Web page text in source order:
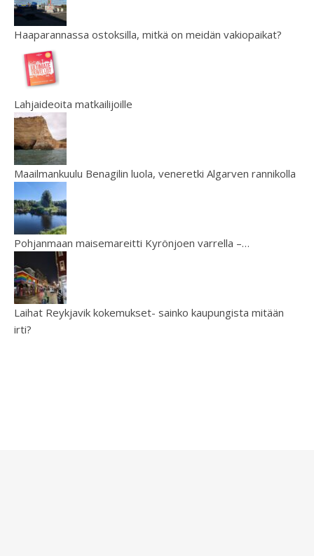
Haaparannassa ostoksilla, mitkä on meidän vakiopaikat?
Lahjaideoita matkailijoille
Maailmankuulu Benagilin luola, veneretki Algarven rannikolla
Pohjanmaan maisemareitti Kyrönjoen varrella –…
Laihat Reykjavik kokemukset- sainko kaupungista mitään
irti?